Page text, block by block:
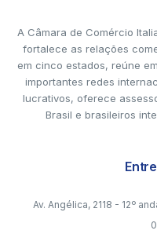
A Câmara de Comércio
fortalece as relações
em cinco estados, reúne
importantes redes
lucrativos, oferece
Brasil e brasileiros
Av. Angélica, 2118 - 12º